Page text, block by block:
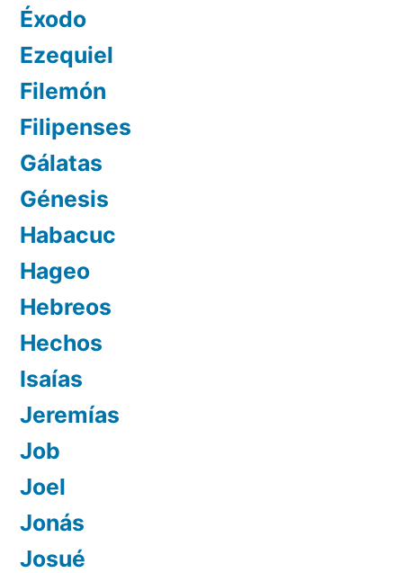
Éxodo
Ezequiel
Filemón
Filipenses
Gálatas
Génesis
Habacuc
Hageo
Hebreos
Hechos
Isaías
Jeremías
Job
Joel
Jonás
Josué